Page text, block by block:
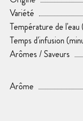
Variété
Température de
Temps d'infusion
Arômes / Saveurs
Arôme